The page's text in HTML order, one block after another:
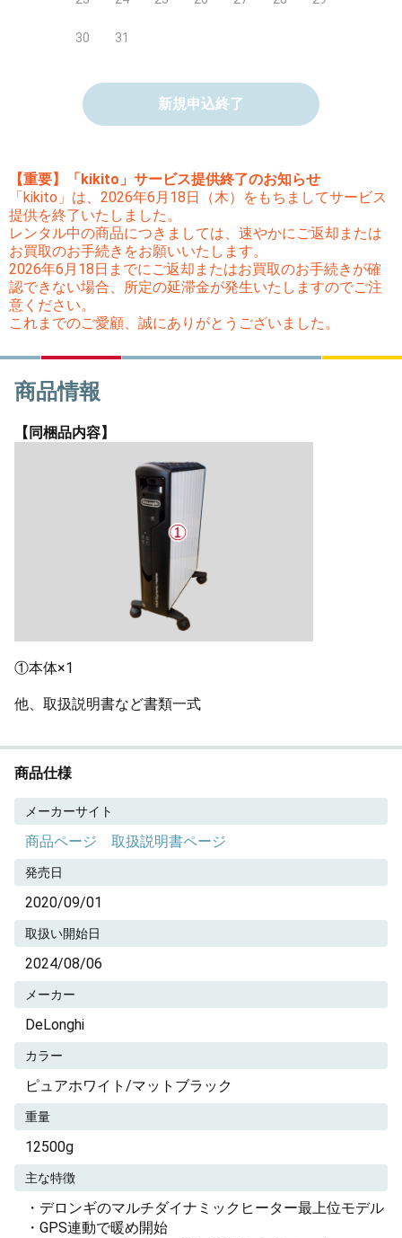
30 31
新規申込終了
【重要】「kikito」サービス提供終了のお知らせ
「kikito」は、2026年6月18日（木）をもちましてサービス
提供を終了いたしました。
レンタル中の商品につきましては、速やかにご返却または
お買取のお手続きをお願いいたします。
2026年6月18日までにご返却またはお買取のお手続きが確
認できない場合、所定の延滞金が発生いたしますのでご注
意ください。
これまでのご愛顧、誠にありがとうございました。
商品情報
【同梱品内容】
①本体×1
他、取扱説明書など書類一式
商品仕様
メーカーサイト
商品ページ 取扱説明書ページ
発売日
2020/09/01
取扱い開始日
2024/08/06
メーカー
DeLonghi
カラー
ピュアホワイト/マットブラック
重量
12500g
主な特徴
・デロンギのマルチダイナミックヒーター最上位モデル
・GPS連動で暖め開始